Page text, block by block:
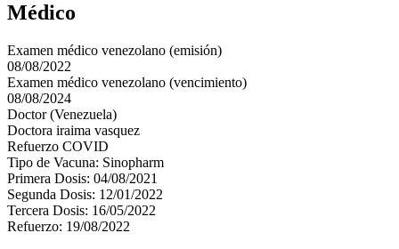
Médico
Examen médico venezolano (emisión)
08/08/2022
Examen médico venezolano (vencimiento)
08/08/2024
Doctor (Venezuela)
Doctora iraima vasquez
Refuerzo COVID
Tipo de Vacuna: Sinopharm
Primera Dosis: 04/08/2021
Segunda Dosis: 12/01/2022
Tercera Dosis: 16/05/2022
Refuerzo: 19/08/2022